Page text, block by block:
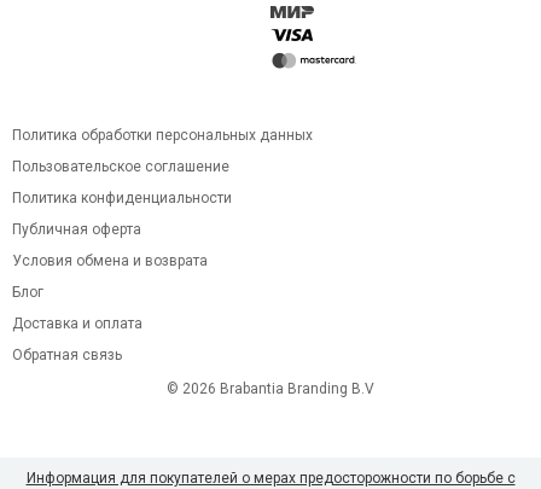
Политика обработки персональных данных
Пользовательское соглашение
Политика конфиденциальности
Публичная оферта
Условия обмена и возврата
Блог
Доставка и оплата
Обратная связь
© 2026 Brabantia Branding B.V
Информация для покупателей о мерах предосторожности по борьбе с